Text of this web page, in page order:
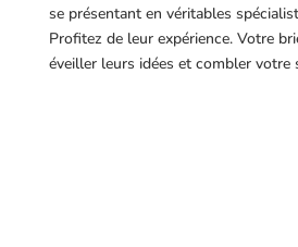
se présentant en véritables
Profitez de leur expérience. Votre
éveiller leurs idées et combler votre